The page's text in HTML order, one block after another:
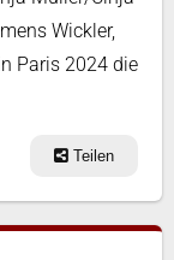
Wickler,
Paris 2024 die
Teilen